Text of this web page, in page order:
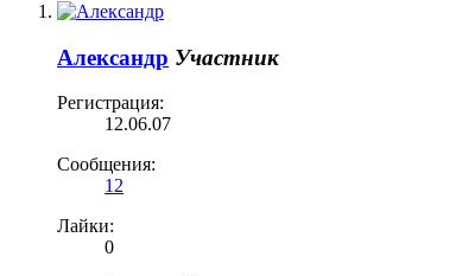
Александр Участник
Регистрация:
12.06.07
Сообщения:
12
Лайки:
0